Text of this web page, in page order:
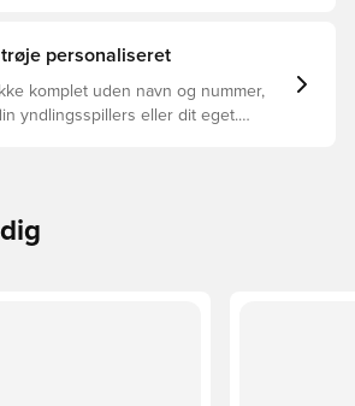
personaliseret
komplet uden navn og nummer,
yndlingsspillers eller dit eget.